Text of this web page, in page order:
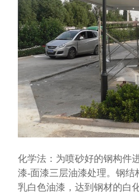
化学法：为喷砂好的钢构件
漆-面漆三层油漆处理。钢结
乳白色油漆，达到钢材的白